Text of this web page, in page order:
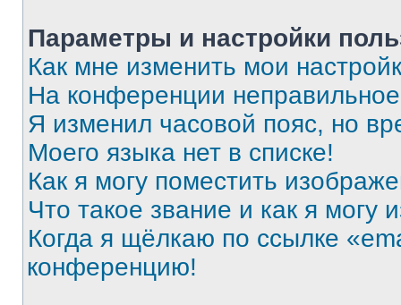
Параметры и настройки
Как мне изменить мои
На конференции
Я изменил часовой пояс, но
Моего языка нет в списке!
Как я могу поместить
Что такое звание и как я могу
Когда я щёлкаю по ссылке
конференцию!